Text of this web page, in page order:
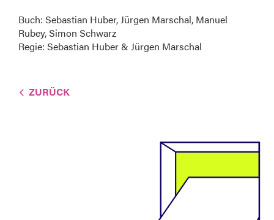
Buch: Sebastian Huber, Jürgen Marschal, Manuel
Rubey, Simon Schwarz
Regie: Sebastian Huber & Jürgen Marschal
ZURÜCK